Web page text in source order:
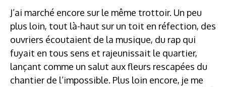
J’ai marché encore sur le même trottoir. Un peu
plus loin, tout là-haut sur un toit en réfection, des
ouvriers écoutaient de la musique, du rap qui
fuyait en tous sens et rajeunissait le quartier,
lançant comme un salut aux fleurs rescapées du
chantier de l’impossible. Plus loin encore, je me